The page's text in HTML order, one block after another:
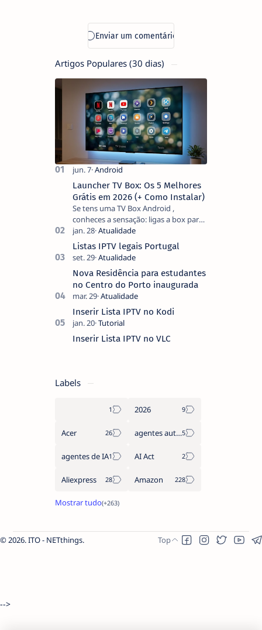
Artigos Populares (30 dias)
Launcher TV Box: Os 5 Melhores
Grátis em 2026 (+ Como Instalar)
Se tens uma TV Box Android ,
conheces a sensação: ligas a box para
ver um filme e o ecrã inicial está
coberto de sugestões que não
pediste, ban…
Listas IPTV legais Portugal
Nova Residência para estudantes
no Centro do Porto inaugurada
Inserir Lista IPTV no Kodi
Inserir Lista IPTV no VLC
Labels
2026
Acer agentes autónomos
agentes de IA AI Act
Aliexpress Amazon
2026.ITO - NETthings.
-->